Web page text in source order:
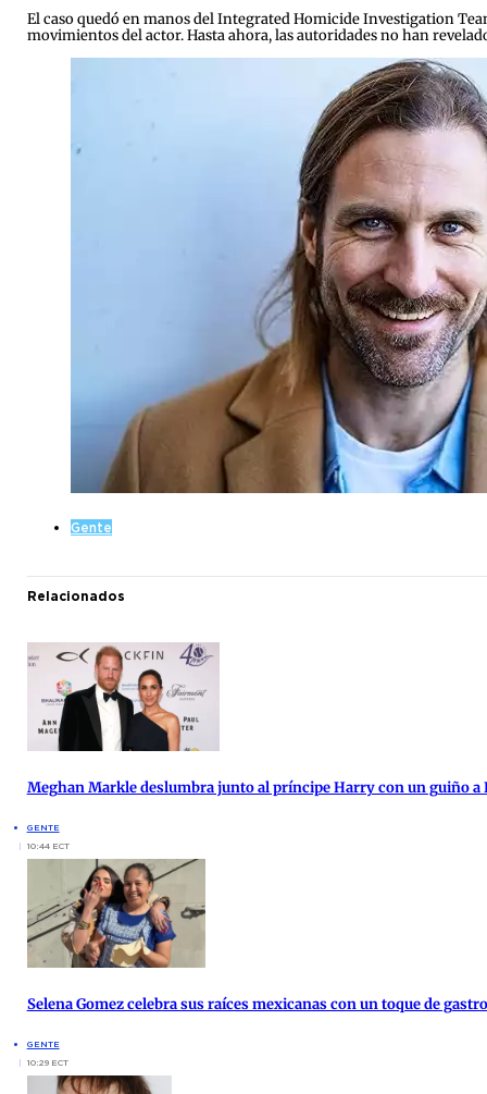
El caso quedó en manos del Integrated Homicide Investigation
movimientos del actor. Hasta ahora, las autoridades no han
Gente
Relacionados
Meghan Markle deslumbra junto al príncipe Harry con un guiño a
GENTE
10:44 ECT
Selena Gomez celebra sus raíces mexicanas con un toque de
GENTE
10:29 ECT